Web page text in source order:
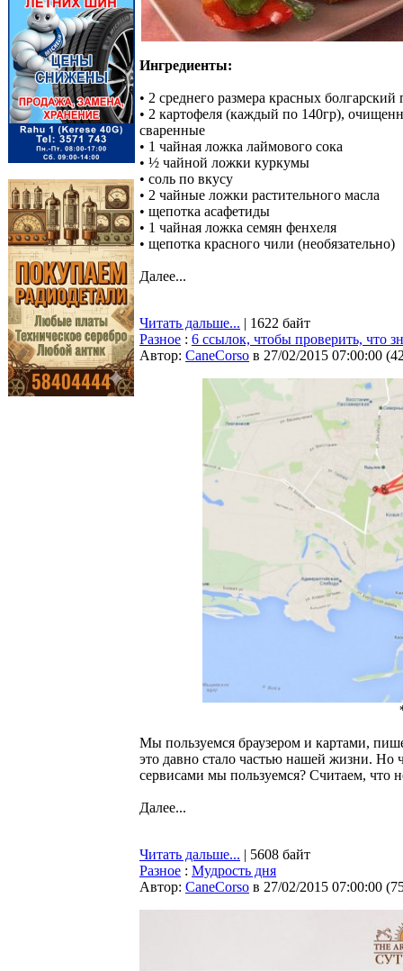
Ингредиенты:
• 2 среднего размера красных болгарский
• 2 картофеля (каждый по 140гр),
сваренные
• 1 чайная ложка лаймового сока
• ½ чайной ложки куркумы
• соль по вкусу
• 2 чайные ложки растительного масла
• щепотка асафетиды
• 1 чайная ложка семян фенхеля
• щепотка красного чили (необязательно)
Далее...
Читать дальше... | 1622 байт
Разное : 6 ссылок, чтобы проверить, что
Автор: CaneCorso в 27/02/2015 07:00:00 (
Мы пользуемся браузером и картами,
это давно стало частью нашей жизни. Но
сервисами мы пользуемся? Считаем, что
Далее...
Читать дальше... | 5608 байт
Разное : Мудрость дня
Автор: CaneCorso в 27/02/2015 07:00:00 (